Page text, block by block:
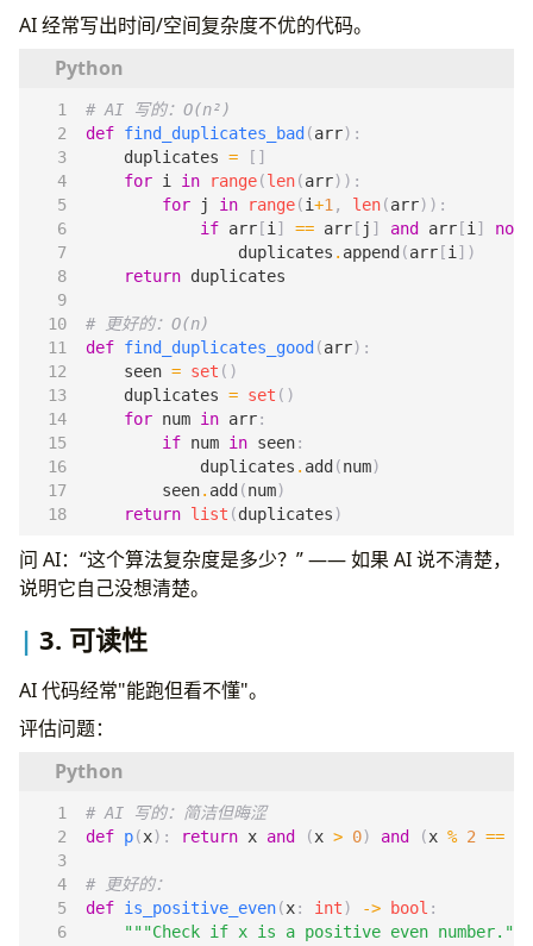
AI 经常写出时间/空间复杂度不优的代码。
# AI 写的：O(n²)
def find_duplicates_bad (arr):
duplicates =
[]
for i in range(len(arr)):
for
j in range(i+1 , len(arr)):
if arr [i ] == arr [ j ] and arr [i ]
not
duplicates . append (arr [i ])
return duplicates
# 更好的：O(n)
def find_duplicates_good (arr):
seen = set ()
duplicates = set ()
for num in arr:
if num in seen:
duplicates . add (num)
seen. add (num)
return list (duplicates)
问 AI：“这个算法复杂度是多少？” —— 如果 AI 说不清楚，
说明它自己没想清楚。
3. 可读性
AI 代码经常"能跑但看不懂"。
评估问题：
# AI 写的：简洁但晦涩
def p(x): return x and (x > 0) and (x % 2 ==
# 更好的：
def is_positive_even(x: int) -> bool :
"""Check if x is a positive even number."""